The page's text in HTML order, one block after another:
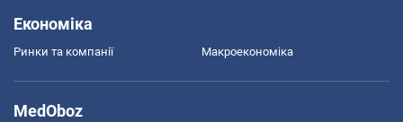
Економіка
Ринки та компанії Макроекономіка
MedOboz